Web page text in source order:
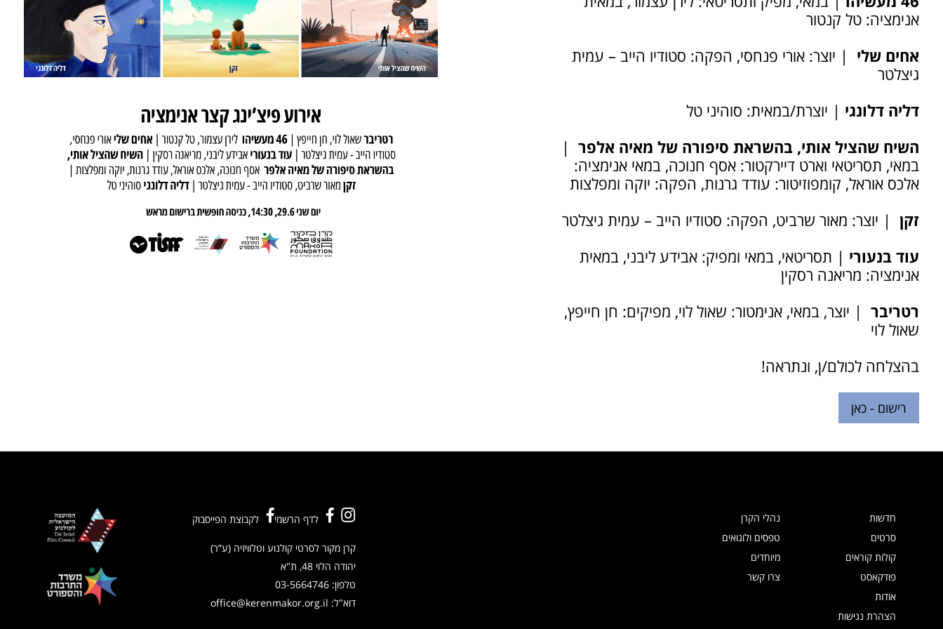
אנימציה: טל קנטור
אחים שלי | יוצר: אורי פנחסי, הפקה: סטודיו הייב – עמית
גיצלטר
דליה דלונגי | יוצרת/במאית: סוהיני טל
השיח שהציל אותי, בהשראת סיפורה של מאיה אלפר |
במאי, תסריטאי וארט דיירקטור: אסף חנוכה, במאי אנימציה:
אלכס אוראל, קומפוזיטור: עודד גרנות, הפקה: יוקה ומפלצות
זקן | יוצר: מאור שרביט, הפקה: סטודיו הייב – עמית גיצלטר
עוד בנעורי | תסריטאי, במאי ומפיק: אבידע ליבני, במאית
אנימציה: מריאנה רסקין
רטריבר | יוצר, במאי, אנימטור: שאול לוי, מפיקים: חן חייפץ,
שאול לוי
בהצלחה לכולם/ן, ונתראה!
רישום - כאן
חדשות
סרטים
קולות קוראים
פודקאסט
אודות
נהלי הקרן
טפסים ולוגואים
מיוחדים
צרו קשר
הצהרת נגישות
לדף הרשמי לקבוצת הפייסבוק
קרן מקור לסרטי קולנוע וטלוויזיה (ע”ר)
יהודה הלוי 48, ת"א
טלפון:03-5664746
דוא"ל: office@kerenmakor.org.il